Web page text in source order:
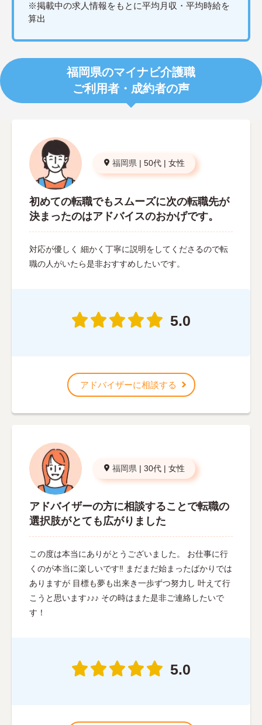
※掲載中の求人情報をもとに平均月収・平均時給を
算出
福岡県のマイナビ介護職
ご利用者・成約者の声
福岡県 | 50代 | 女性
初めての転職でもスムーズに次の転職先が
決まったのはアドバイスのおかげです。
対応が優しく 細かく丁寧に説明をしてくださるので転
職の人がいたら是非おすすめしたいです。
5.0
アドバイザーに相談する
福岡県 | 30代 | 女性
アドバイザーの方に相談することで転職の
選択肢がとても広がりました
この度は本当にありがとうございました。 お仕事に行
くのが本当に楽しいです‼︎ まだまだ始まったばかりでは
ありますが 目標も夢も出来き一歩ずつ努力し 叶えて行
こうと思います♪♪♪ その時はまた是非ご連絡したいで
す！
5.0